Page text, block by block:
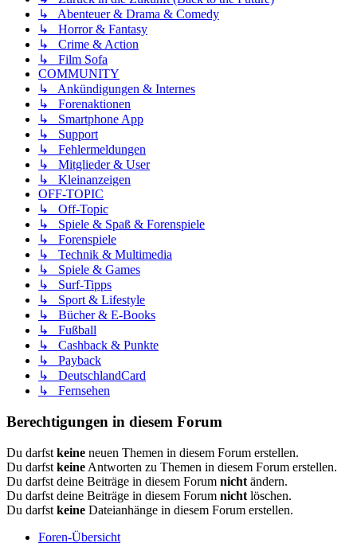
↳ Abenteuer & Drama & Comedy
↳ Horror & Fantasy
↳ Crime & Action
↳ Film Sofa
COMMUNITY
↳ Ankündigungen & Internes
↳ Forenaktionen
↳ Smartphone App
↳ Support
↳ Fehlermeldungen
↳ Mitglieder & User
↳ Kleinanzeigen
OFF-TOPIC
↳ Off-Topic
↳ Spiele & Spaß & Forenspiele
↳ Forenspiele
↳ Technik & Multimedia
↳ Spiele & Games
↳ Surf-Tipps
↳ Sport & Lifestyle
↳ Bücher & E-Books
↳ Fußball
↳ Cashback & Punkte
↳ Payback
↳ DeutschlandCard
↳ Fernsehen
Berechtigungen in diesem Forum
Du darfst keine neuen Themen in diesem Forum erstellen.
Du darfst keine Antworten zu Themen in diesem Forum erstellen.
Du darfst deine Beiträge in diesem Forum nicht ändern.
Du darfst deine Beiträge in diesem Forum nicht löschen.
Du darfst keine Dateianhänge in diesem Forum erstellen.
Foren-Übersicht